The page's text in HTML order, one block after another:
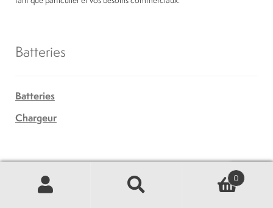
Batteries
Batteries
Chargeur
Recherche
Recherche
0